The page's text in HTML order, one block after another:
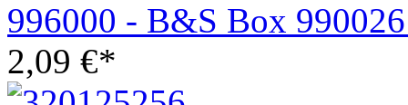
996000 - B&S Box
2,09 €*